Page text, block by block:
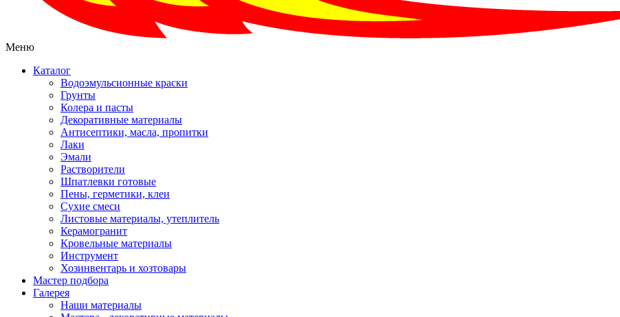
Меню
Каталог
Водоэмульсионные краски
Грунты
Колера и пасты
Декоративные материалы
Антисептики, масла, пропитки
Лаки
Эмали
Растворители
Шпатлевки готовые
Пены, герметики, клеи
Сухие смеси
Листовые материалы, утеплитель
Керамогранит
Кровельные материалы
Инструмент
Хозинвентарь и хозтовары
Мастер подбора
Галерея
Наши материалы